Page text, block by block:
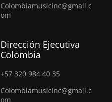
Colombiamusicinc@gmail.c
om
Dirección Ejecutiva
Colombia
+57 320 984 40 35
Colombiamusicinc@gmail.c
om